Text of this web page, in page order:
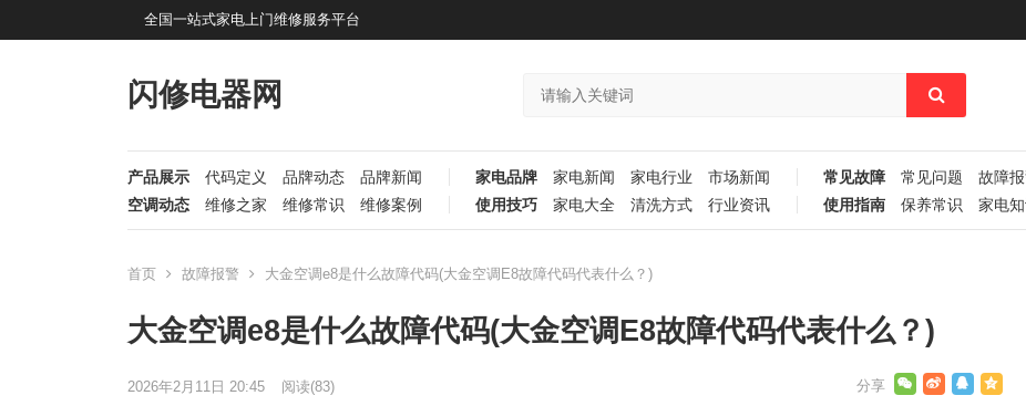
全国一站式家电上门维修服务平台
闪修电器网
产品展示 代码定义 品牌动态 品牌新闻 家电品牌 家电新闻 家电行业 市场新闻 常见故障 常见问题 故障
空调动态
维修之家 维修常识 维修案例 使用技巧 家电大全 清洗方式 行业资讯 使用指南 保养常识 家电
首页 故障报警 大金空调e8是什么故障代码(大金空调E8故障代码代表什么？)
大金空调e8是什么故障代码(大金空调E8故障代码代表什么？)
2026年2月11日 20:45 阅读(83)